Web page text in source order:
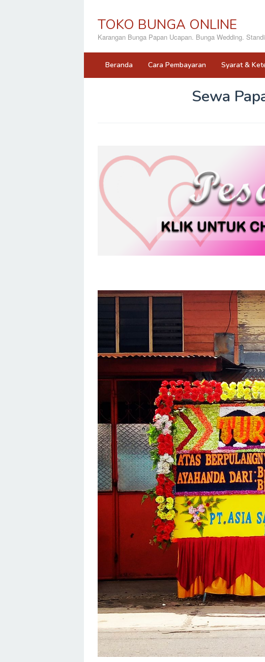
TOKO BUNGA ONLINE
Karangan Bunga Papan Ucapan. Bunga Wedding.
Beranda Cara Pembayaran Syarat &
Sewa